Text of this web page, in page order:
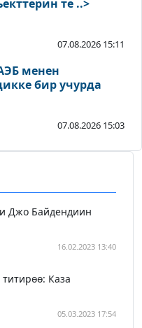
те ..>
07.08.2026 15:11
менен
бир учурда
07.08.2026 15:03
Джо Байдендиин
16.02.2023 13:40
Каза
05.03.2023 17:54